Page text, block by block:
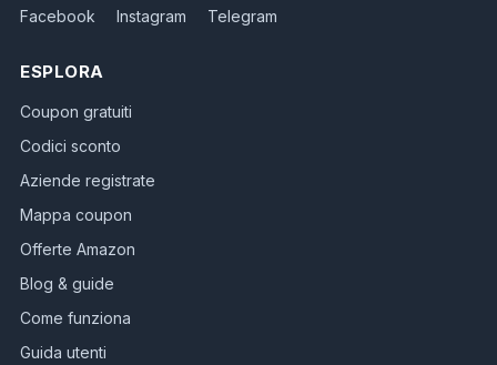
Facebook Instagram Telegram
ESPLORA
Coupon gratuiti
Codici sconto
Aziende registrate
Mappa coupon
Offerte Amazon
Blog & guide
Come funziona
Guida utenti